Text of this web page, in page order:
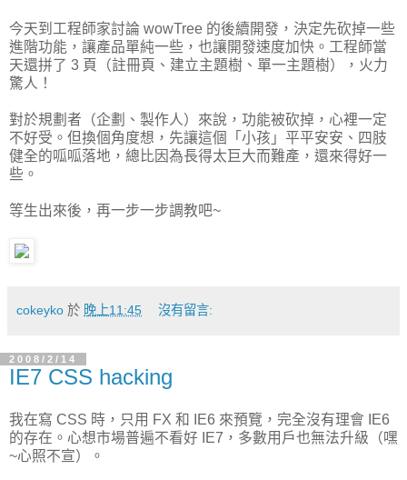
今天到工程師家討論 wowTree 的後續開發，決定先砍掉一些
進階功能，讓產品單純一些，也讓開發速度加快。工程師當
天還拼了 3 頁（註冊頁、建立主題樹、單一主題樹），火力
驚人！
對於規劃者（企劃、製作人）來說，功能被砍掉，心裡一定
不好受。但換個角度想，先讓這個「小孩」平平安安、四肢
健全的呱呱落地，總比因為長得太巨大而難產，還來得好一
些。
等生出來後，再一步一步調教吧~
cokeyko 於 晚上11:45 沒有留言:
2008/2/14
IE7 CSS hacking
我在寫 CSS 時，只用 FX 和 IE6 來預覽，完全沒有理會 IE6
的存在。心想市場普遍不看好 IE7，多數用戶也無法升級（嘿
~心照不宣）。